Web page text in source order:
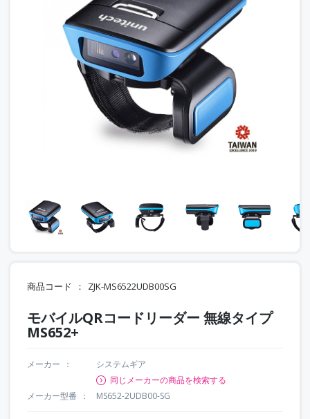
商品コード ZJK-MS6522UDB00SG
モバイルQRコードリーダー 無線タイプ
MS652+
メーカー
システムギア
同じメーカーの商品を検索する
メーカー型番
MS652-2UDB00-SG